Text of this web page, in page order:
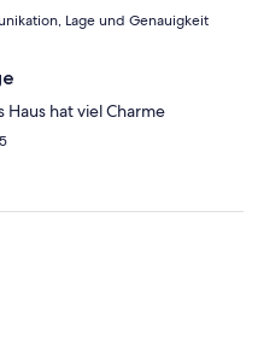
Lage und Genauigkeit
Haus hat viel Charme